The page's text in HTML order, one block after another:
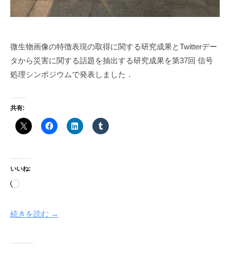
微生物画像の特徴表現の取得に関する研究成果とTwitterデー
タから災害に関する話題を抽出する研究成果を第37回 信号
処理シンポジウムで発表しました．
共有:
いいね:
読
込
続きを読む →